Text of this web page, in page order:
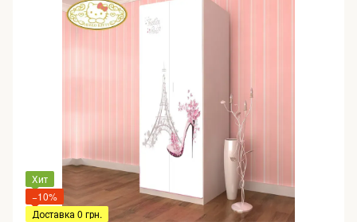
Хит
−10%
Доставка 0 грн.